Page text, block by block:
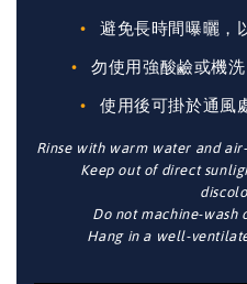
避免長時間曝曬，
勿使用強酸鹼或機
使用後可掛於通風
Rinse with warm water and
Keep out of direct
Do not machine-wash
Hang in a well-